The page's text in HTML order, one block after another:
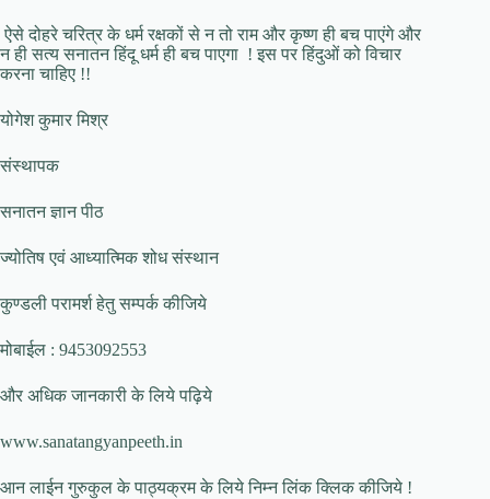
ऐसे दोहरे चरित्र के धर्म रक्षकों से न तो राम और कृष्ण ही बच पाएंगे और
न ही सत्य सनातन हिंदू धर्म ही बच पाएगा ! इस पर हिंदुओं को विचार
करना चाहिए !!
योगेश कुमार मिश्र
संस्थापक
सनातन ज्ञान पीठ
ज्योतिष एवं आध्यात्मिक शोध संस्थान
कुण्डली परामर्श हेतु सम्पर्क कीजिये
मोबाईल : 9453092553
और अधिक जानकारी के लिये पढ़िये
www.sanatangyanpeeth.in
आन लाईन गुरुकुल के पाठ्यक्रम के लिये निम्न लिंक क्लिक कीजिये !